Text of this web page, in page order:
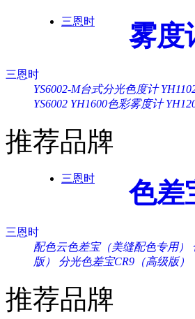
三恩时 雾度
三恩时
YS6002-M台式分光色度计
YS6002 YH1600色彩雾度计
推荐品牌
三恩时 色差
三恩时
配色云色差宝（美缝配色专用）
版）
分光色差宝CR9（高级版）
推荐品牌